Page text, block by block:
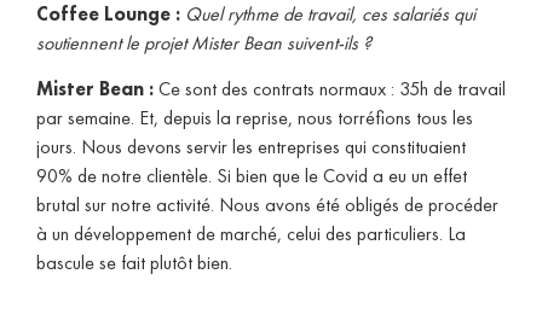
Coffee Lounge : Quel rythme de travail, ces salariés qui
soutiennent le projet Mister Bean suivent-ils ?
Mister Bean :Ce sont des contrats normaux : 35h de travail
par semaine. Et, depuis la reprise, nous torréfions tous les
jours. Nous devons servir les entreprises qui constituaient
90% de notre clientèle. Si bien que le Covid a eu un effet
brutal sur notre activité. Nous avons été obligés de procéder
à un développement de marché, celui des particuliers. La
bascule se fait plutôt bien.